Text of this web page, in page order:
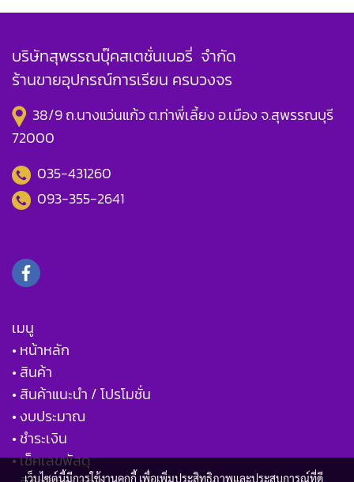
บริษัทสุพรรณบุ๊คสเตชั่นเนอรี่ จำกัด
ร้านขายอุปกรณ์การเรียน ครบวงจร
38/9 ถ.นางแว่นแก้ว ต.ท่าพี่เลี้ยง อ.เมือง จ.สุพรรณบุรี
72000
035-431260
093-355-2641
เมนู
• หน้าหลัก
• สินค้า
• สินค้าแนะนำ / โปรโมชั่น
• งบประมาณ
• ชำระเงิน
• เช็คเลขพัสดุ
เว็บไซต์นี้มีการใช้งานคุกกี้ เพื่อเพิ่มประสิทธิภาพและประสบการณ์ที่ดี